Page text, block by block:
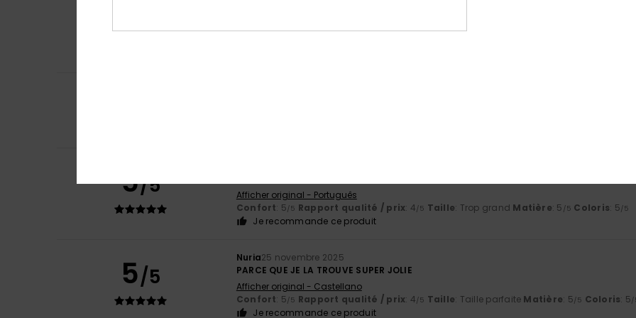
4/5
Taille un peu grand
5/5
Afficher original - Português
Confort: 5/5 Rapport qualité / prix: 4/5 Taille: Trop grand Matière: 5 /5 Coloris: 5/5
Je recommande ce produit
5/5
Nuria25 novembre 2025
PARCE QUE JE LA TROUVE SUPER JOLIE
Afficher original - Castellano
Confort: 5/5 Rapport qualité / prix: 4/5 Taille: Taille parfaite Matière: 5/5 Coloris: 5/
Je recommande ce produit